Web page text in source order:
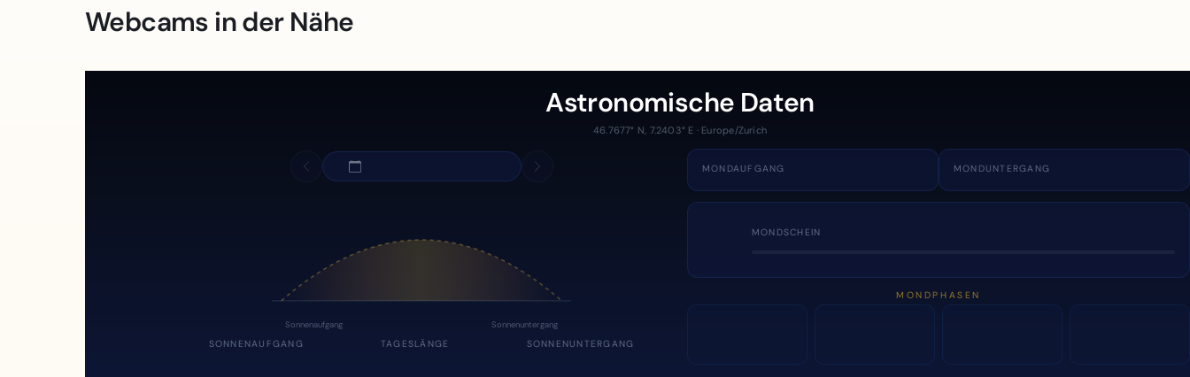
Webcams in der Nähe
Astronomische Daten
46.7677° N, 7.2403° E · Europe/Zurich
Sonnenaufgang Sonnenuntergang
SONNENAUFGANG TAGESLÄNGE SONNENUNTERGANG
MONDAUFGANG MONDUNTERGANG
MONDSCHEIN
MONDPHASEN